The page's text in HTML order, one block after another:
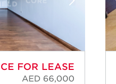
FOR LEASE
AED 66,000